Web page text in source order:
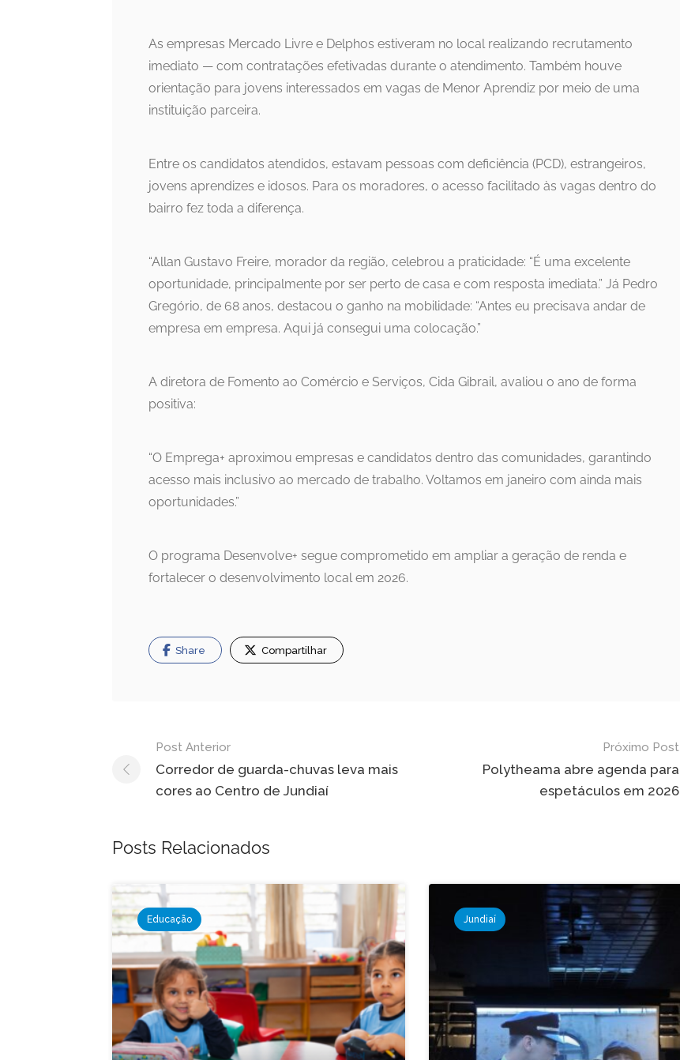
As empresas Mercado Livre e Delphos estiveram no local realizando recrutamento
imediato — com contratações efetivadas durante o atendimento. Também houve
orientação para jovens interessados em vagas de Menor Aprendiz por meio de uma
instituição parceira.
Entre os candidatos atendidos, estavam pessoas com deficiência (PCD), estrangeiros,
jovens aprendizes e idosos. Para os moradores, o acesso facilitado às vagas dentro do
bairro fez toda a diferença.
“Allan Gustavo Freire, morador da região, celebrou a praticidade: “É uma excelente
oportunidade, principalmente por ser perto de casa e com resposta imediata.” Já Pedro
Gregório, de 68 anos, destacou o ganho na mobilidade: “Antes eu precisava andar de
empresa em empresa. Aqui já consegui uma colocação.”
A diretora de Fomento ao Comércio e Serviços, Cida Gibrail, avaliou o ano de forma
positiva:
“O Emprega+ aproximou empresas e candidatos dentro das comunidades, garantindo
acesso mais inclusivo ao mercado de trabalho. Voltamos em janeiro com ainda mais
oportunidades.”
O programa Desenvolve+ segue comprometido em ampliar a geração de renda e
fortalecer o desenvolvimento local em 2026.
Share Compartilhar
Navegação
de
Post
Post Anterior
Corredor de guarda-chuvas leva mais
cores ao Centro de Jundiaí
Próximo Post
Polytheama abre agenda para
espetáculos em 2026
Posts Relacionados
Educação Jundiaí